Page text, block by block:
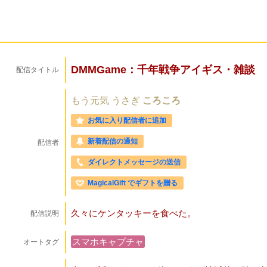
配信タイトル DMMGame：千年戦争アイギス・雑談
配信者
もう元気 うさぎ ころころ
お気に入り配信者に追加
新着配信の通知
ダイレクトメッセージの送信
MagicalGift でギフトを贈る
配信説明 久々にケンタッキーを食べた。
オートタグ スマホキャプチャ